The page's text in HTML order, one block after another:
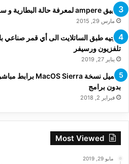
تطبيق ampere لمعرفة حالة البطارية و سرعة الشحن
مارس 29, 2015
توجيه طبق الساتلايت الى أي قمر صناعي
تلفزيون ورسيفر
يناير 27, 2019
بدون برامج
فبراير 2, 2018
Most Viewed
مايو 29, 2019